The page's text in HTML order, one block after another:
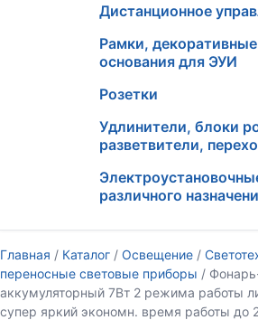
Дистанционное
Рамки,
основания для ЭУИ
Розетки
Удлинители, блоки
разветвители,
различного
Главная / Каталог / Освещение /
переносные световые приборы /
аккумуляторный 7Вт 2 режима работы
супер яркий экономн. время работы